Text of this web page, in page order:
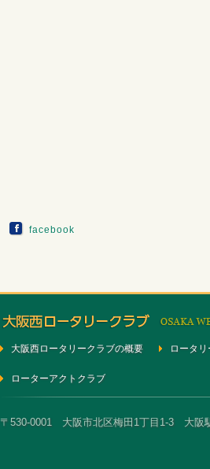
facebook
大阪西ロータリークラブの概要 ロータ
ローターアクトクラブ
〒530-0001 大阪市北区梅田1丁目1-3 大阪